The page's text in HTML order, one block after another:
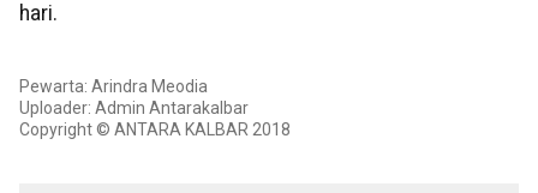
hari.
Pewarta: Arindra Meodia
Uploader: Admin Antarakalbar
Copyright © ANTARA KALBAR 2018